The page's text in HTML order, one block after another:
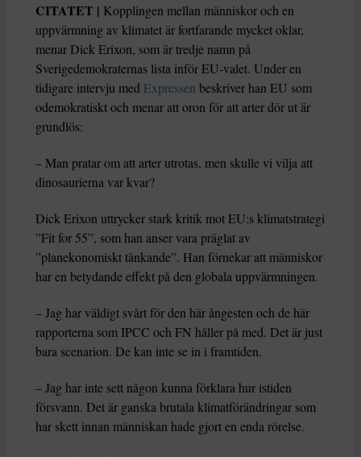
CITATET | Kopplingen mellan människor och en
uppvärmning av klimatet är fortfarande mycket oklar,
menar Dick Erixon, som är tredje namn på
Sverigedemokraternas lista inför EU-valet. Under en
tidigare intervju med Expressen beskriver han EU som
odemokratiskt och menar att oron för att arter dör ut är
grundlös:
– Man pratar om att arter utrotas, men skulle vi vilja att
dinosaurierna var kvar?
Dick Erixon uttrycker stark kritik mot EU:s klimatstrategi
”Fit for 55”, som han anser vara präglat av
”planekonomiskt tänkande”. Han förnekar att människor
har en betydande effekt på den globala uppvärmningen.
– Jag har väldigt svårt för den här ångesten och de här
rapporterna som IPCC och FN håller på med. Det är just
bara scenarion. De kan inte se in i framtiden.
– Jag har inte sett någon kunna förklara hur istiden
försvann. Det är ganska brutala klimatförändringar som
har skett innan människan hade gjort en enda rörelse.